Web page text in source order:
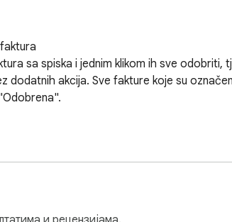
sa spiska i jednim klikom ih sve
dodatnih akcija. Sve fakture koje su
čak i u test režimu fakture sa statusom